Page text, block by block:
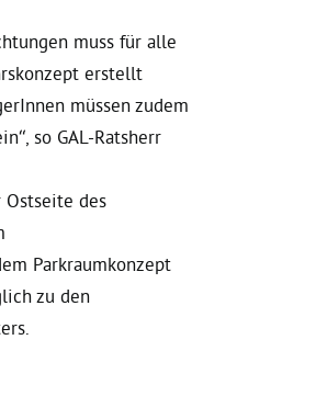
muss für alle
erstellt
müssen zudem
so GAL-Ratsherr
des
Parkraumkonzept
zu den